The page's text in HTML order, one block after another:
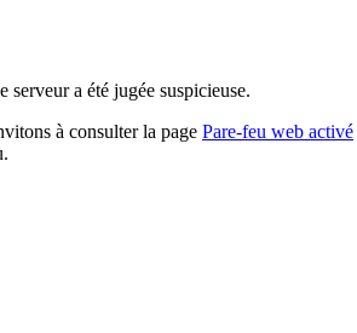
a été jugée suspicieuse.
à consulter la page Pare-feu web activé